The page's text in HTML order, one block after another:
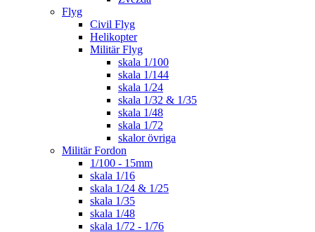
Flyg
Civil Flyg
Helikopter
Militär Flyg
skala 1/100
skala 1/144
skala 1/24
skala 1/32 & 1/35
skala 1/48
skala 1/72
skalor övriga
Militär Fordon
1/100 - 15mm
skala 1/16
skala 1/24 & 1/25
skala 1/35
skala 1/48
skala 1/72 - 1/76